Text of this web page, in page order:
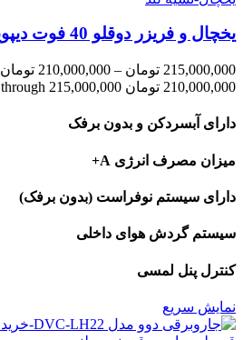
یخچال و فریزر دوقلو 40 فوت دیپوینت مدل Explore
215,000,000 تومان –
210,000,000 تومان
210,000,000 تومان through 215,000,000 تومان
دارای آبسردکن و بدون برفک
میزان مصرف انرژی A+
دارای سیستم نوفراست (بدون برفک)
سیستم گردش هوای داخلی
کنترل پنل لمسی
نمایش سریع